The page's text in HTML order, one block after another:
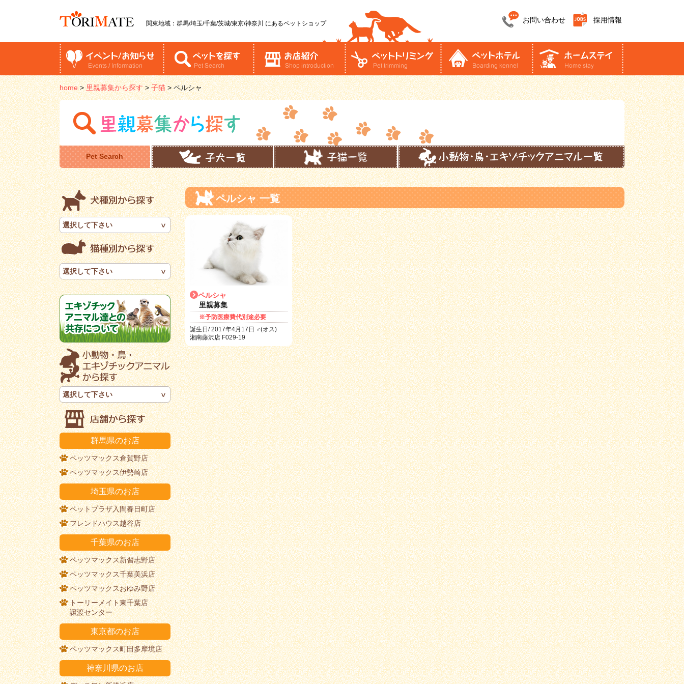
関東地域：群馬/埼玉/千葉/茨城/東京/神奈川 にあるペットショップ お問い合わせ 採用情報
home>里親募集から探す>子猫>ペルシャ
Pet Search
選択して下さい
選択して下さい
選択して下さい
群馬県のお店
ペッツマックス倉賀野店
ペッツマックス伊勢崎店
埼玉県のお店
ペットプラザ入間春日町店
フレンドハウス越谷店
千葉県のお店
ペッツマックス新習志野店
ペッツマックス千葉美浜店
ペッツマックスおゆみ野店
トーリーメイト東千葉店
譲渡センター
東京都のお店
ペッツマックス町田多摩境店
神奈川県のお店
ペルシャ 一覧
ペルシャ
里親募集
※予防医療費代別途必要
誕生日/ 2017年4月17日 ♂(オス)
湘南藤沢店 F029-19